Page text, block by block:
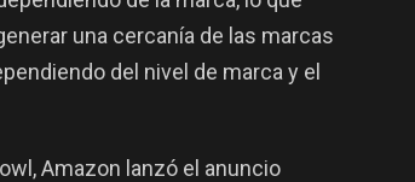
una cercanía de las marcas
del nivel de marca y el
Amazon lanzó el anuncio